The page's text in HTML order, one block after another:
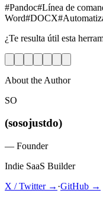
#Pandoc#Línea de
Word#DOCX#
¿Te resulta útil esta
About the Author
SO
(sosojustdo)
— Founder
Indie SaaS Builder
X / Twitter → ·GitHub →